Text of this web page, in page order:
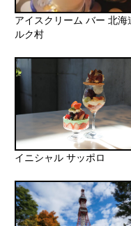
アイスクリーム バー 北海
ルク村
イニシャル サッポロ